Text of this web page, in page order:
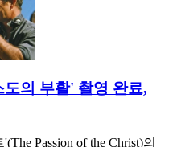
의 부활' 촬영 완료,
Passion of the Christ)의